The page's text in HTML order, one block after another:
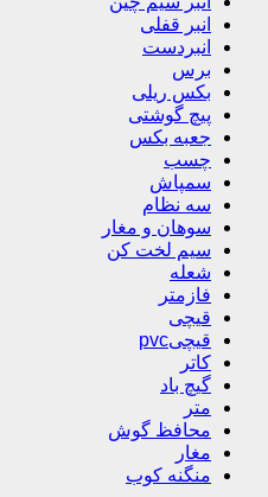
انبر قفلی
انبردست
برس
بکس ریلی
پیچ گوشتی
جعبه بکس
چسب
سمپاش
سه نظام
سوهان و مغار
سیم لخت کن
شعله
فازمتر
قیچی
قیچیpvc
کاتر
گیچ باد
متر
محافظ گوش
مغار
منگنه کوب